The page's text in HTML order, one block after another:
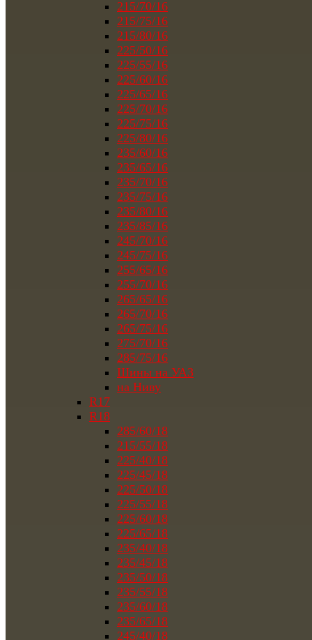
215/70/16
215/75/16
215/80/16
225/50/16
225/55/16
225/60/16
225/65/16
225/70/16
225/75/16
225/80/16
235/60/16
235/65/16
235/70/16
235/75/16
235/80/16
235/85/16
245/70/16
245/75/16
255/65/16
255/70/16
265/65/16
265/70/16
265/75/16
275/70/16
285/75/16
Шины на УАЗ
на Ниву
R17
R18
285/60/18
215/55/18
225/40/18
225/45/18
225/50/18
225/55/18
225/60/18
225/65/18
235/40/18
235/45/18
235/50/18
235/55/18
235/60/18
235/65/18
245/40/18